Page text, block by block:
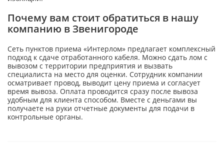
Почему вам стоит обратиться в нашу
компанию в Звенигороде
Сеть пунктов приема «Интерлом» предлагает комплексный
подход к сдаче отработанного кабеля. Можно сдать лом с
вывозом с территории предприятия и вызвать
специалиста на место для оценки. Сотрудник компании
осматривает провод, выводит цену приема и согласует
время вывоза. Оплата проводится сразу после вывоза
удобным для клиента способом. Вместе с деньгами вы
получаете на руки отчетные документы для подачи в
контрольные органы.